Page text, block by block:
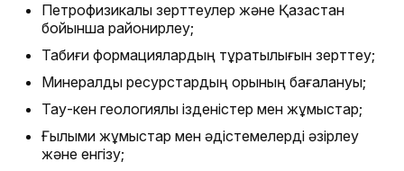
Петрофизикалық зерттеулер және Қазақстан
бойынша районирлеу;
Табиғи формациялардың тұрақтылығын зерттеу;
Минералдық ресурстардың қорының бағалануы;
Тау-кен геологиялық ізденістер мен жұмыстар;
Ғылыми жұмыстар мен әдістемелерді әзірлеу
және енгізу;